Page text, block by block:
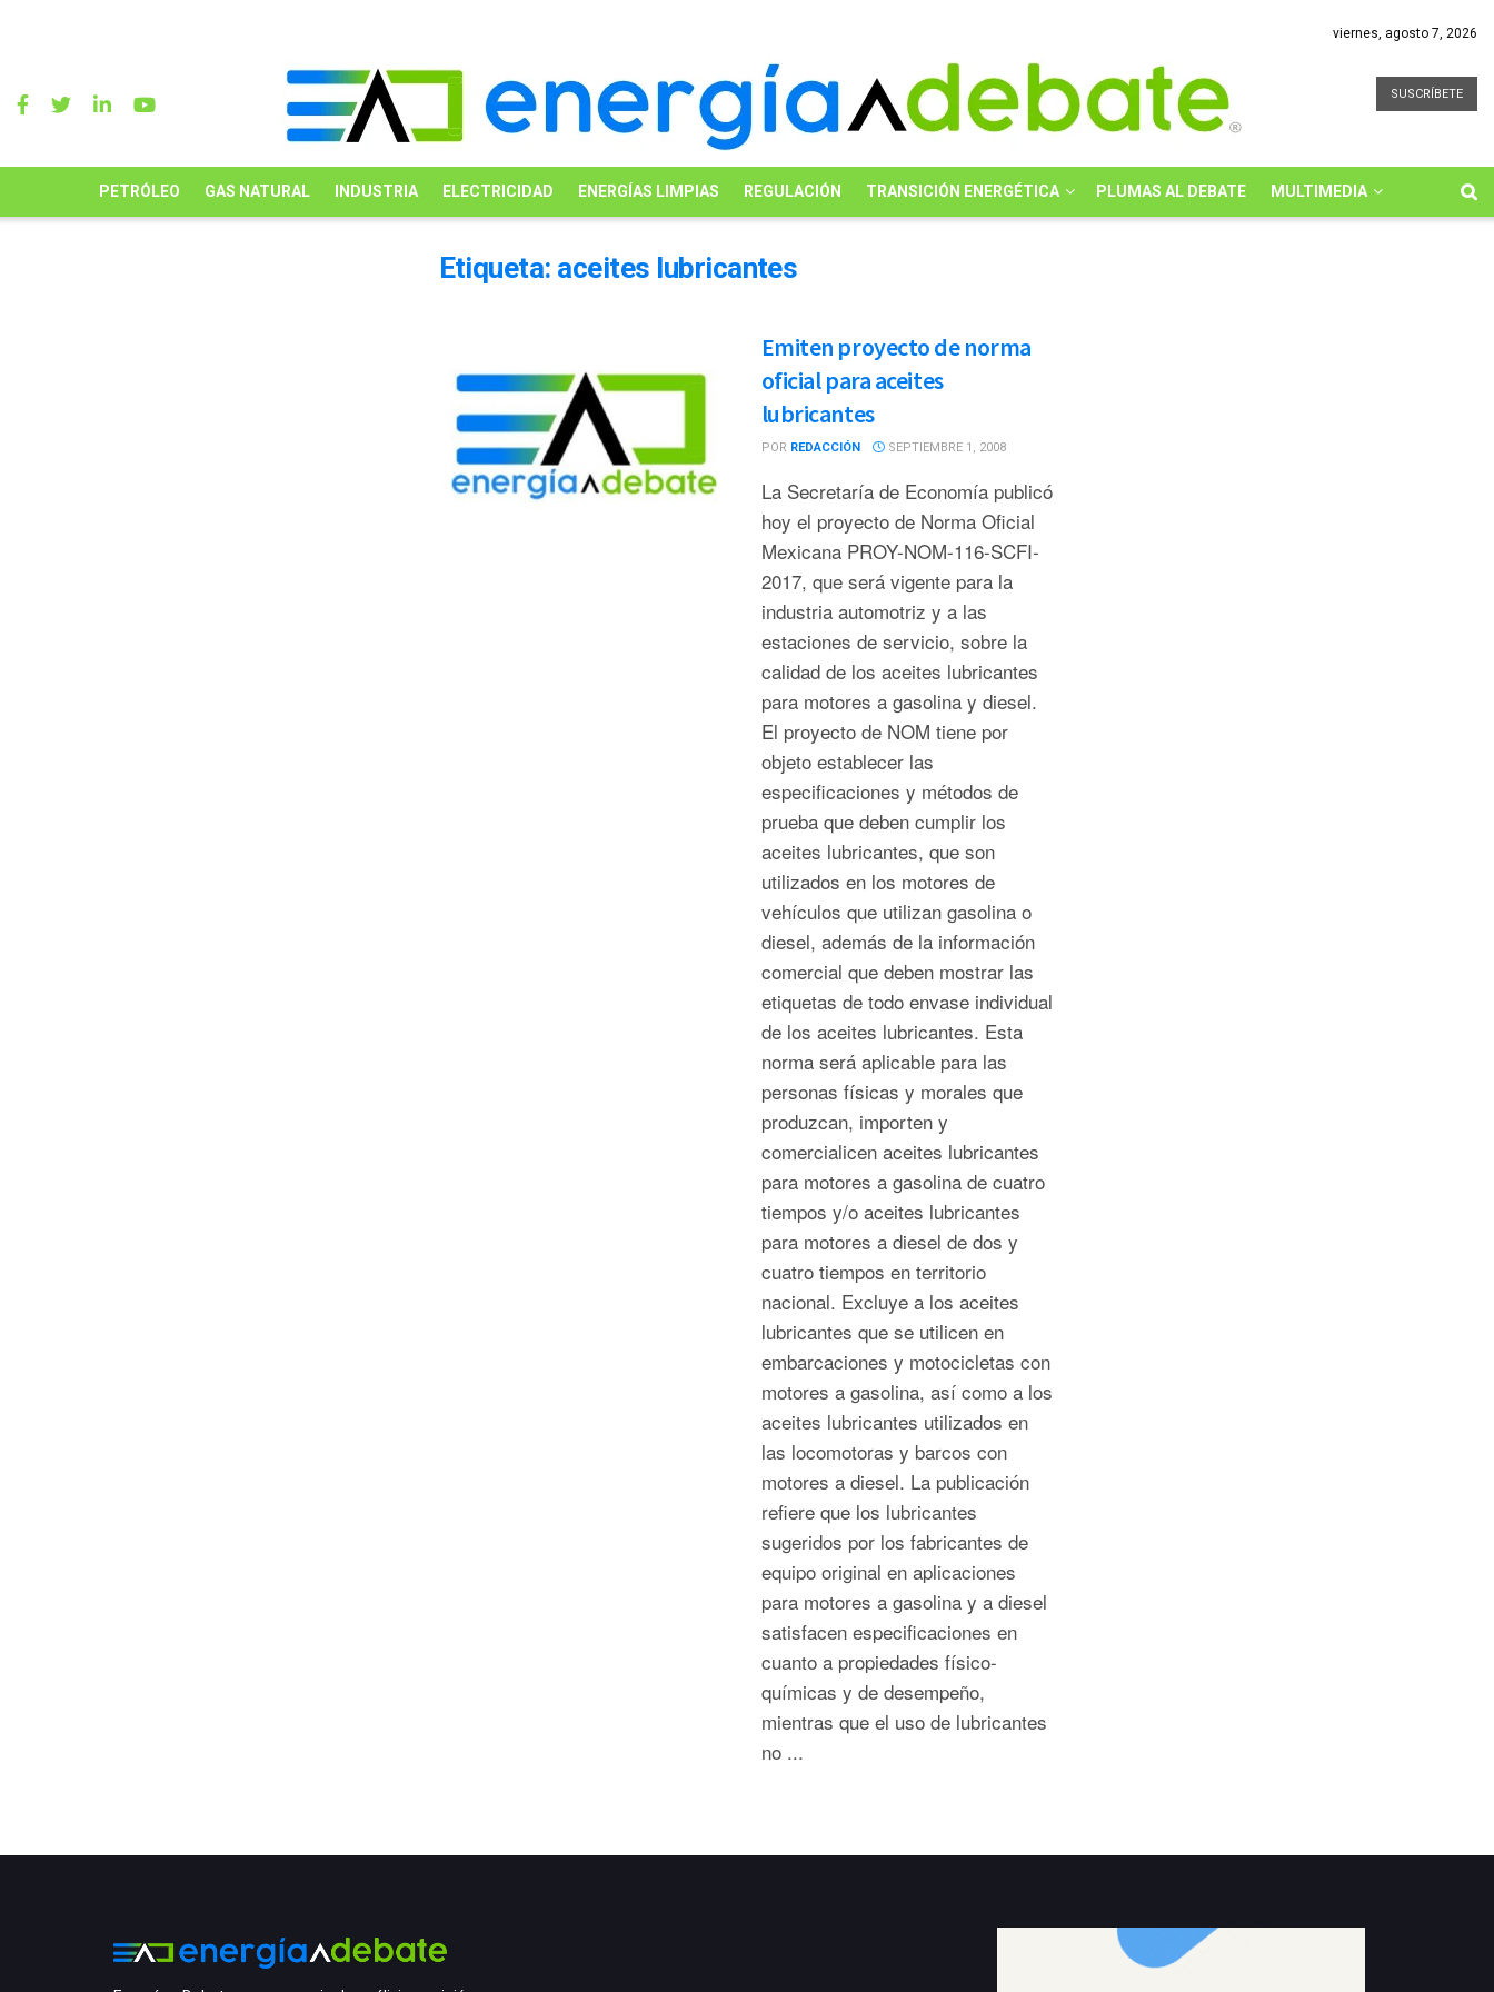
viernes, agosto 7, 2026
SUSCRÍBETE
PETRÓLEO GAS NATURAL INDUSTRIA ELECTRICIDAD ENERGÍAS LIMPIAS REGULACIÓN TRANSICIÓN ENERGÉTICA PLUMAS AL DEBATE MULTIMEDIA
Etiqueta: aceites lubricantes
Emiten proyecto de norma
oficial para aceites
lubricantes
POR REDACCIÓN SEPTIEMBRE 1, 2008
La Secretaría de Economía publicó
hoy el proyecto de Norma Oficial
Mexicana PROY-NOM-116-SCFI-
2017, que será vigente para la
industria automotriz y a las
estaciones de servicio, sobre la
calidad de los aceites lubricantes
para motores a gasolina y diesel.
El proyecto de NOM tiene por
objeto establecer las
especificaciones y métodos de
prueba que deben cumplir los
aceites lubricantes, que son
utilizados en los motores de
vehículos que utilizan gasolina o
diesel, además de la información
comercial que deben mostrar las
etiquetas de todo envase individual
de los aceites lubricantes. Esta
norma será aplicable para las
personas físicas y morales que
produzcan, importen y
comercialicen aceites lubricantes
para motores a gasolina de cuatro
tiempos y/o aceites lubricantes
para motores a diesel de dos y
cuatro tiempos en territorio
nacional. Excluye a los aceites
lubricantes que se utilicen en
embarcaciones y motocicletas con
motores a gasolina, así como a los
aceites lubricantes utilizados en
las locomotoras y barcos con
motores a diesel. La publicación
refiere que los lubricantes
sugeridos por los fabricantes de
equipo original en aplicaciones
para motores a gasolina y a diesel
satisfacen especificaciones en
cuanto a propiedades físico-
químicas y de desempeño,
mientras que el uso de lubricantes
no ...